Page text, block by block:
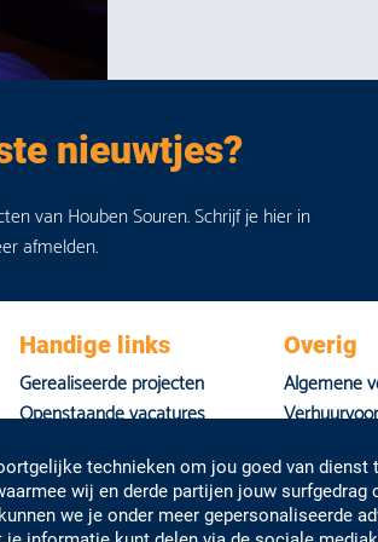
nieuwtjes?
van Houben Souren. Schrijf je hier in
afmelden.
Handige links
Gerealiseerde projecten
Openstaande vacatures
Overig
Algemene
Huisstijl
technieken om jou goed van dienst
wij en derde partijen jouw surfgedrag
we je onder meer gepersonaliseerde